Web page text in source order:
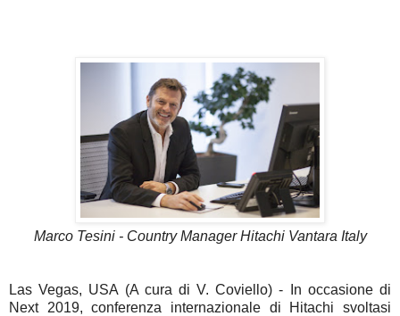
Marco Tesini - Country Manager Hitachi Vantara Italy
Las Vegas, USA (A cura di V. Coviello) - In occasione di
Next 2019, conferenza internazionale di Hitachi svoltasi